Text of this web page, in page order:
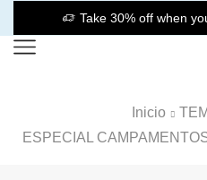
Take 30% off when
Inicio
ESPECIAL